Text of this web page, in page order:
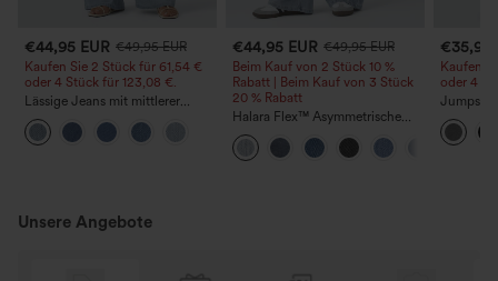
€44,95 EUR €49,95 EUR
Kaufen Sie 2 Stück für 61,54 €
oder 4 Stück für 123,08 €.
Lässige Jeans mit mittlerer
Bundhöhe, Kordelzug und
Taschen
€44,95 EUR €49,95 EUR
Beim Kauf von 2 Stück 10 %
Rabatt | Beim Kauf von 3 Stück
20 % Rabatt
Halara Flex™ Asymmetrische
Low-Rise-Jeans mit
Reißverschlusstaschen, Baggy-
Stil, weitem Bein, gewaschen,
€35,95
Kaufen
oder 4
Jumpsuit
weitem
Stoff,
Unsere Angebote